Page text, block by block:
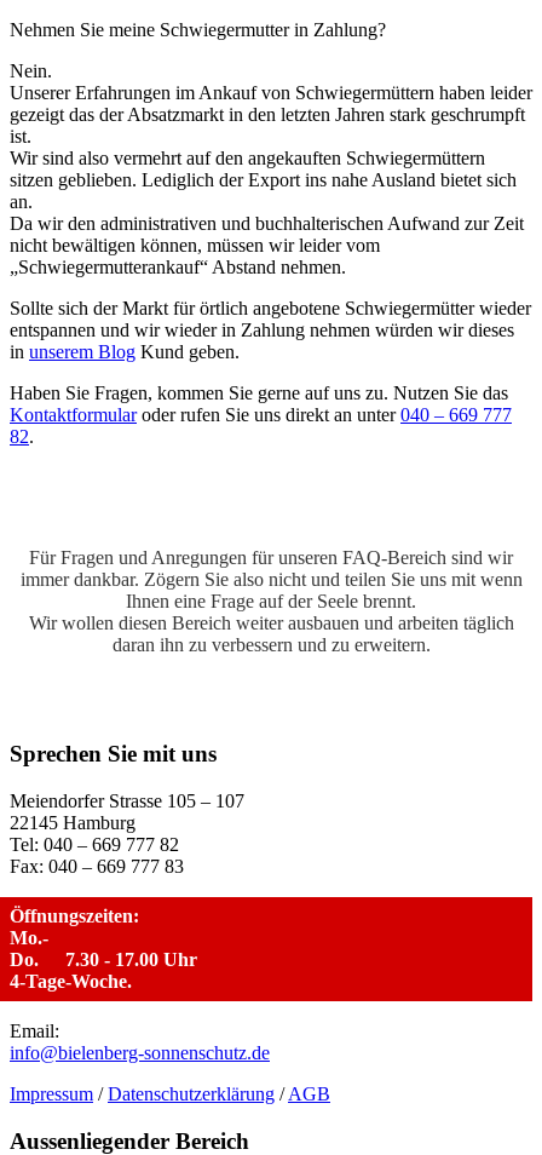
Nehmen Sie meine Schwiegermutter in Zahlung?
Nein.
Unserer Erfahrungen im Ankauf von Schwiegermüttern haben leider
gezeigt das der Absatzmarkt in den letzten Jahren stark geschrumpft
ist.
Wir sind also vermehrt auf den angekauften Schwiegermüttern
sitzen geblieben. Lediglich der Export ins nahe Ausland bietet sich
an.
Da wir den administrativen und buchhalterischen Aufwand zur Zeit
nicht bewältigen können, müssen wir leider vom
„Schwiegermutterankauf“ Abstand nehmen.
Sollte sich der Markt für örtlich angebotene Schwiegermütter wieder
entspannen und wir wieder in Zahlung nehmen würden wir dieses
in unserem Blog Kund geben.
Haben Sie Fragen, kommen Sie gerne auf uns zu. Nutzen Sie das
Kontaktformularoder rufen Sie uns direkt an unter040 – 669 777
82.
Für Fragen und Anregungen für unseren FAQ-Bereich sind wir
immer dankbar. Zögern Sie also nicht und teilen Sie uns mit wenn
Ihnen eine Frage auf der Seele brennt.
Wir wollen diesen Bereich weiter ausbauen und arbeiten täglich
daran ihn zu verbessern und zu erweitern.
Sprechen Sie mit uns
Meiendorfer Strasse 105 – 107
22145 Hamburg
Tel: 040 – 669 777 82
Fax: 040 – 669 777 83
Öffnungszeiten:
Mo.-
Do.
7.30 - 17.00 Uhr
4-Tage-Woche.
Email:
info@bielenberg-sonnenschutz.de
Impressum /Datenschutzerklärung /AGB
Aussenliegender Bereich